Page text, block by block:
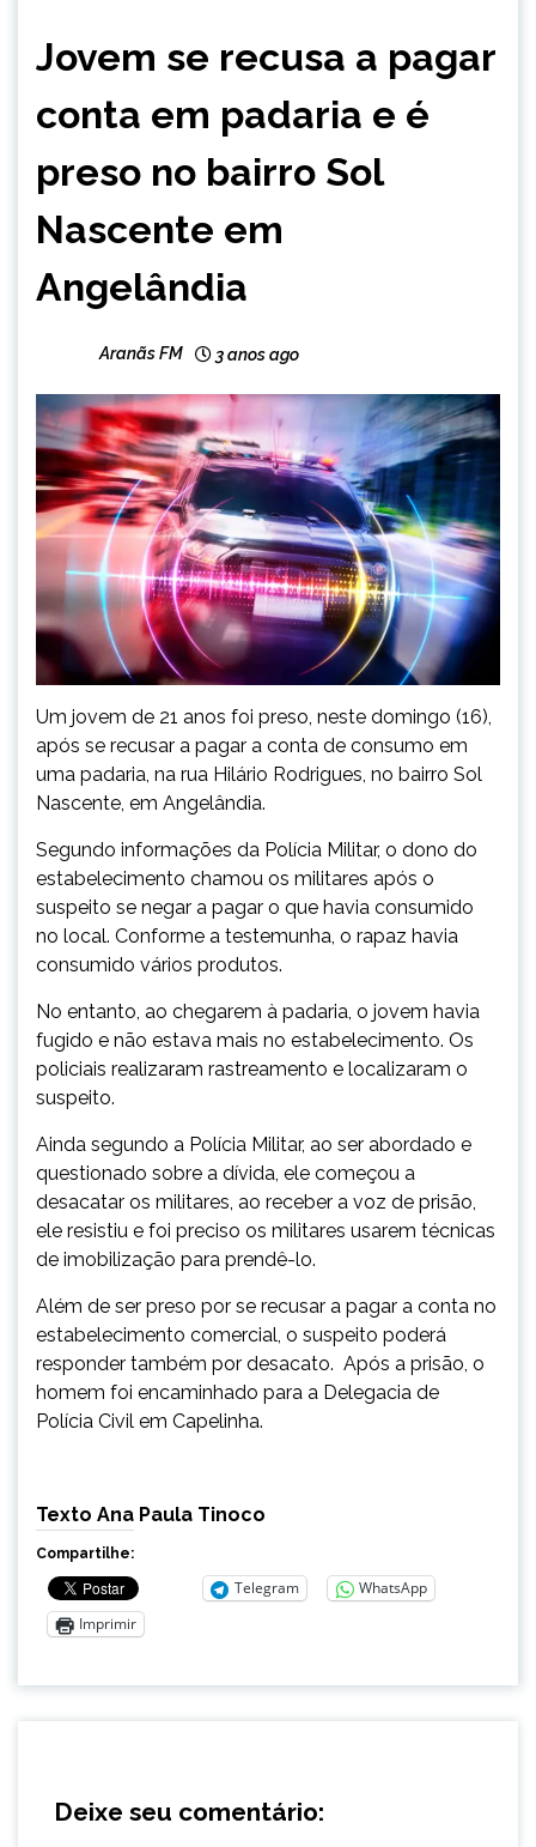
MINAS
NOTÍCIAS
Jovem se recusa a pagar
conta em padaria e é
preso no bairro Sol
Nascente em
Angelândia
Aranãs FM 3 anos ago
Um jovem de 21 anos foi preso, neste domingo (16),
após se recusar a pagar a conta de consumo em
uma padaria, na rua Hilário Rodrigues, no bairro Sol
Nascente, em Angelândia.
Segundo informações da Polícia Militar, o dono do
estabelecimento chamou os militares após o
suspeito se negar a pagar o que havia consumido
no local. Conforme a testemunha, o rapaz havia
consumido vários produtos.
No entanto, ao chegarem à padaria, o jovem havia
fugido e não estava mais no estabelecimento. Os
policiais realizaram rastreamento e localizaram o
suspeito.
Ainda segundo a Polícia Militar, ao ser abordado e
questionado sobre a dívida, ele começou a
desacatar os militares, ao receber a voz de prisão,
ele resistiu e foi preciso os militares usarem técnicas
de imobilização para prendê-lo.
Além de ser preso por se recusar a pagar a conta no
estabelecimento comercial, o suspeito poderá
responder também por desacato. Após a prisão, o
homem foi encaminhado para a Delegacia de
Polícia Civil em Capelinha.
Texto Ana Paula Tinoco
Compartilhe:
Telegram
WhatsApp
Imprimir
Deixe seu comentário: